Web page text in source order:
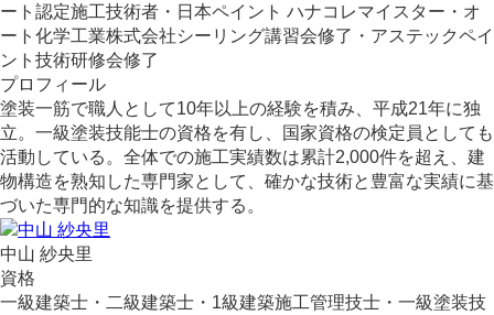
ート認定施工技術者・日本ペイント ハナコレマイスター・オ
ート化学工業株式会社シーリング講習会修了・アステックペイ
ント技術研修会修了
プロフィール
塗装一筋で職人として10年以上の経験を積み、平成21年に独
立。一級塗装技能士の資格を有し、国家資格の検定員としても
活動している。全体での施工実績数は累計2,000件を超え、建
物構造を熟知した専門家として、確かな技術と豊富な実績に基
づいた専門的な知識を提供する。
中山 紗央里
資格
一級建築士・二級建築士・1級建築施工管理技士・一級塗装技